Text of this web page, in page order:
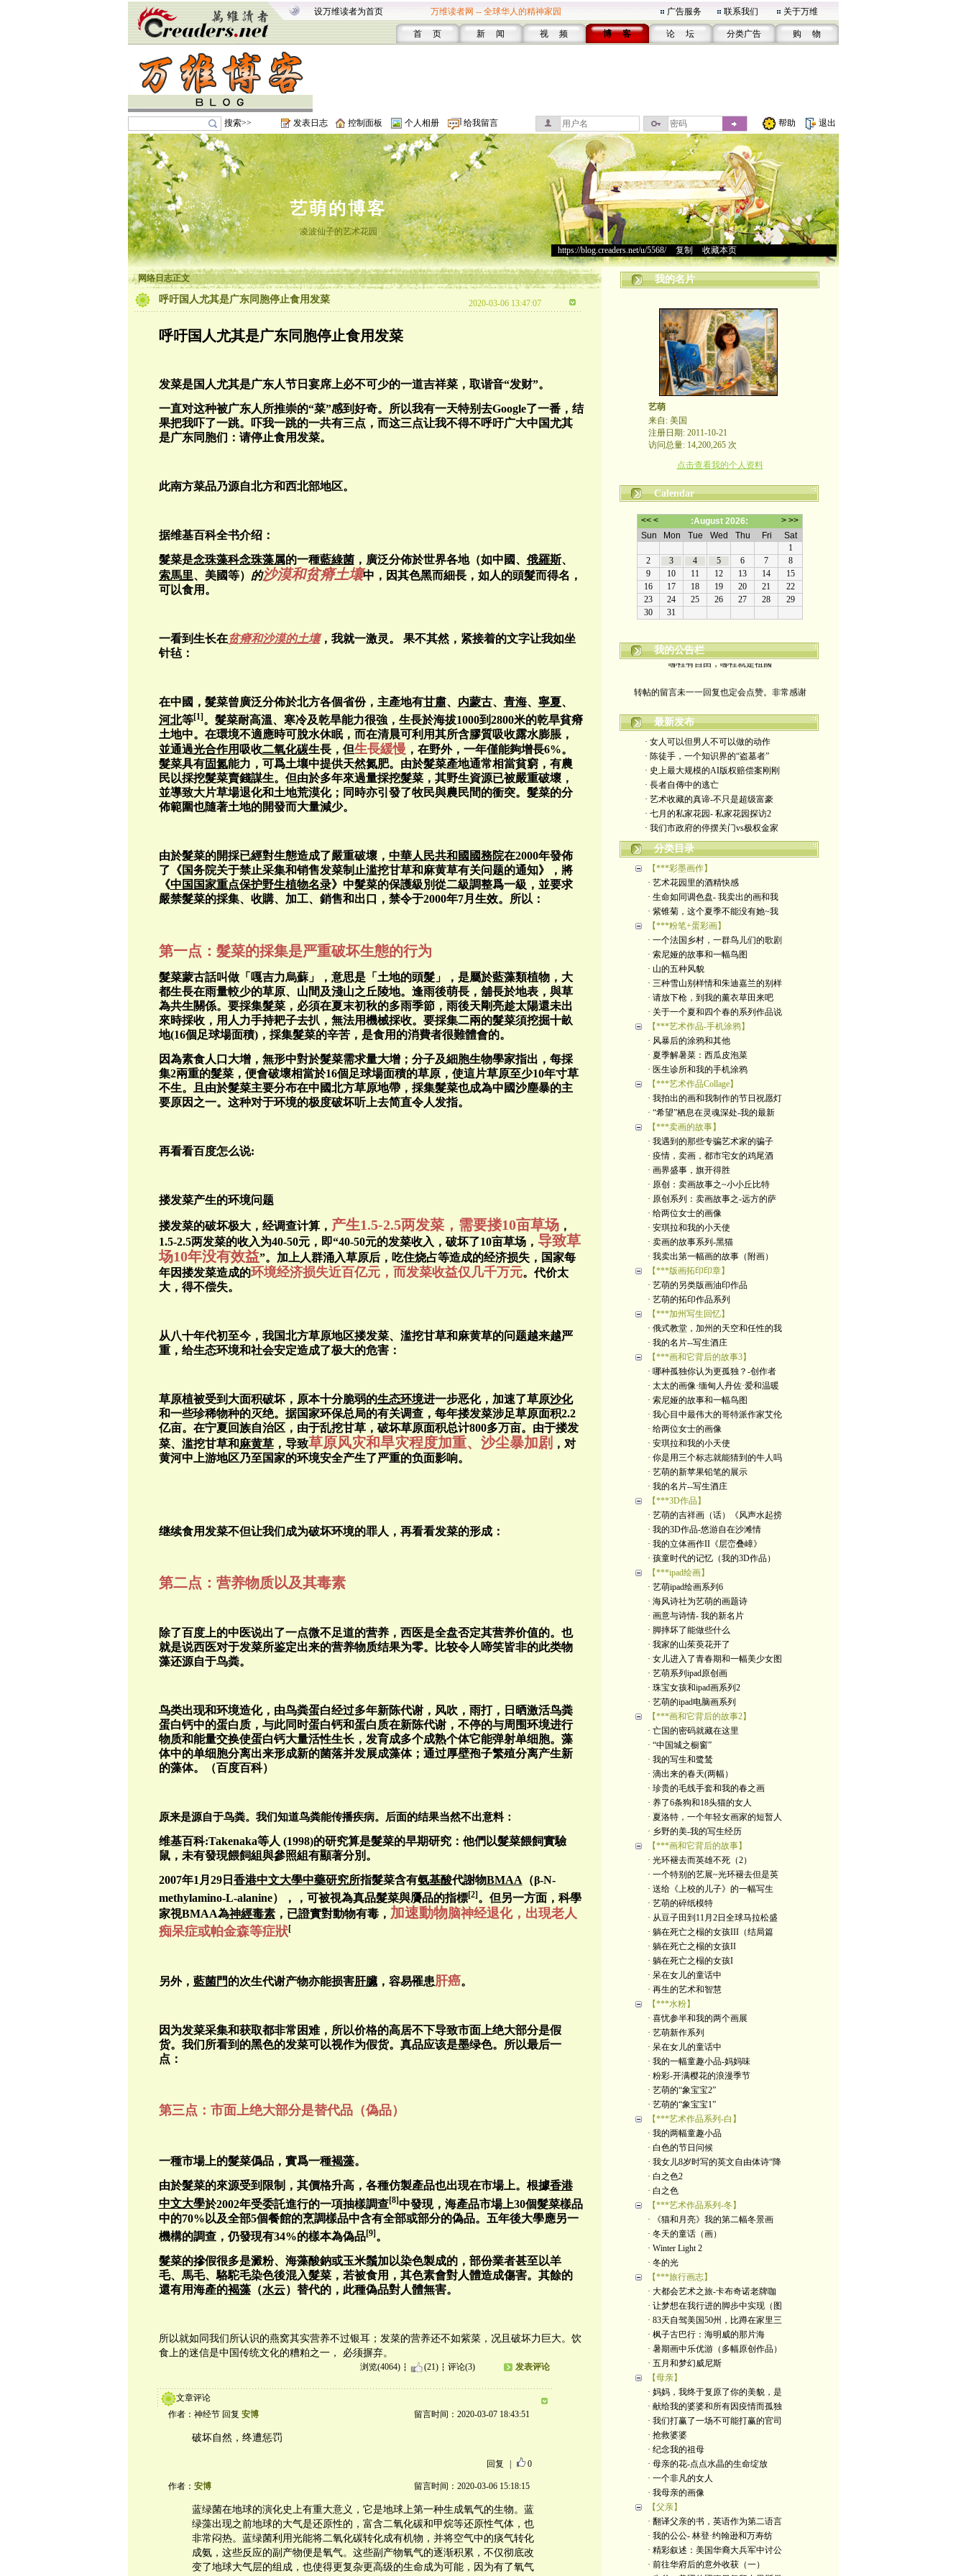
设万维读者为首页 万维读者网 -- 全球华人的精神家园 广告服务 联系我们 关于万维
首 页 新 闻 视 频 博 客 论 坛 分类广告 购 物
搜索>> 发表日志 控制面板 个人相册 给我留言 帮助 退出
艺萌的博客
凌波仙子的艺术花园
https://blog.creaders.net/u/5568/> 复制 收藏本页
网络日志正文
呼吁国人尤其是广东同胞停止食用发菜 2020-03-06 13:47:07
呼吁国人尤其是广东同胞停止食用发菜
发菜是国人尤其是广东人节日宴席上必不可少的一道吉祥菜，取谐音“发财”。
一直对这种被广东人所推崇的“菜”感到好奇。 所以我有一天特别去Google了一番，结
果把我吓了一跳。吓我一跳的一共有三点，而这三点让我不得不呼吁广大中国尤其
是广东同胞们：请停止食用发菜。
此南方菜品乃源自北方和西北部地区。
据维基百科全书介绍：
髮菜是念珠藻科念珠藻属的一種藍綠菌，廣泛分佈於世界各地（如中國、 俄羅斯、
索馬里、美國等） 的沙漠和贫瘠土壤中，因其色黑而細長，如人的頭髮而得名，
可以食用。
一看到生长在贫瘠和沙漠的土壤，我就一激灵。
果不其然，紧接着的文字让我如坐
针毡：
在中國，髮菜曾廣泛分佈於北方各個省份，主產地有甘肅、 内蒙古、 青海、 寧夏、
河北等[1]。髮菜耐高溫、寒冷及乾旱能力很強，生長於海拔1000到2800米的乾旱貧瘠
土地中。在環境不適應時可脫水休眠，而在清晨可利用其所含膠質吸收露水膨脹，
並通過光合作用 吸收二氧化碳生長，但生長緩慢 ，在野外，一年僅能夠增長6%。
髮菜具有固氮能力 ，可爲土壤中提供天然氮肥。由於髮菜產地通常相當貧窮，有農
民以採挖髮菜賣錢謀生。但由於多年來過量採挖髮菜，其野生資源已被嚴重破壞，
並導致大片草場退化和土地荒漠化；同時亦引發了牧民與農民間的衝突。髮菜的分
佈範圍也隨著土地的開發而大量減少。
由於髮菜的開採已經對生態造成了嚴重破壞， 中華人民共和國國務院在2000年發佈
了《国务院关于禁止采集和销售发菜制止滥挖甘草和麻黄草有关问题的通知》，將
《中国国家重点保护野生植物名录》 中髮菜的保護級別從二級調整爲一級，並要求
嚴禁髮菜的採集、收購、加工、銷售和出口，禁令于2000年7月生效。所以：
第一点：髮菜的採集是严重破坏生態的行为
髮菜蒙古話叫做「嘎吉力烏蘇」，意思是「土地的頭髮」，是屬於藍藻類植物，大
都生長在雨量較少的草原、山間及淺山之丘陵地。逢雨後萌長，舖長於地表，與草
為共生關係。要採集髮菜，必須在夏末初秋的多雨季節，雨後天剛亮趁太陽還未出
來時採收，用人力手持耙子去扒，無法用機械採收。要採集二兩的髮菜須挖掘十畝
地(16個足球場面積)，採集髮菜的辛苦，是食用的消費者很難體會的。
因為素食人口大增，無形中對於髮菜需求量大增；分子及細胞生物學家指出，每採
集2兩重的髮菜，便會破壞相當於16個足球場面積的草原，使這片草原至少10年寸草
不生。且由於髮菜主要分布在中國北方草原地帶，採集髮菜也成為中國沙塵暴的主
要原因之一。这种对于环境的极度破坏听上去简直令人发指。
再看看百度怎么说:
搂发菜产生的环境问题
搂发菜的破坏极大，经调查计算， 产生1.5-2.5两发菜，需要搂10亩草场，
1.5-2.5两发菜的收入为40-50元，即“40-50元的发菜收入，破坏了10亩草场， 导致草
场10年没有效益”。加上人群涌入草原后，吃住烧占等造成的经济损失，国家每
年因搂发菜造成的环境经济损失近百亿元，而发菜收益仅几千万元。代价太
大，得不偿失。
从八十年代初至今，我国北方草原地区搂发菜、滥挖甘草和麻黄草的问题越来越严
重，给生态环境和社会安定造成了极大的危害：
草原植被受到大面积破坏，原本十分脆弱的生态环境进一步恶化，加速了草原沙化
和一些珍稀物种的灭绝。据国家环保总局的有关调查，每年搂发菜涉足草原面积2.2
亿亩。在宁夏回族自治区，由于乱挖甘草，破坏草原面积总计800多万亩。由于搂发
菜、滥挖甘草和麻黄草，导致草原风灾和旱灾程度加重、沙尘暴加剧 ， 对
黄河中上游地区乃至国家的环境安全产生了严重的负面影响。
继续食用发菜不但让我们成为破坏环境的罪人，再看看发菜的形成：
第二点： 营养物质以及其毒素
除了百度上的中医说出了一点微不足道的营养，西医是全盘否定其营养价值的。也
就是说西医对于发菜所鉴定出来的营养物质结果为零。比较令人啼笑皆非的此类物
藻还源自于鸟粪。
鸟类出现和环境造化，由鸟粪蛋白经过多年新陈代谢，风吹，雨打，日晒激活鸟粪
蛋白钙中的蛋白质，与此同时蛋白钙和蛋白质在新陈代谢，不停的与周围环境进行
物质和能量交换使蛋白钙大量活性生长，发育成多个成熟个体它能弹射单细胞。藻
体中的单细胞分离出来形成新的菌落并发展成藻体；通过厚壁孢子繁殖分离产生新
的藻体。（百度百科）
原来是源自于鸟粪。我们知道鸟粪能传播疾病。后面的结果当然不出意料：
维基百科:Takenaka等人 (1998)的研究算是髮菜的早期研究：他們以髮菜餵飼實驗
鼠，未有發現餵飼組與參照組有顯著分別 。
2007年1 月 29日 香港中文大學中藥研究所指髮菜含有氨基酸代謝物BMAA （β-N-
methylamino-L-alanine） ， ，可被視為真品髮菜與贗品的指標[2]。但另一方面，科學
家視BMAA為神經毒素，已證實對動物有毒， 加速動物脑神经退化，出現老人
痴呆症或帕金森等症狀[
另外， 藍菌門的次生代谢产物亦能损害肝臟，容易罹患肝癌。
因为发菜采集和获取都非常困难，所以价格的高居不下导致市面上绝大部分是假
货。我们所看到的黑色的发菜可以视作为假货。真品应该是墨绿色。所以最后一
点：
第三点：市面上绝大部分是替代品（偽品）
一種市場上的髮菜僞品，實爲一種褐藻。
由於髮菜的來源受到限制，其價格升高，各種仿製產品也出現在市場上。根據香港
中文大學於2002年受委託進行的一項抽樣調查[8]中發現，海產品市場上30個髮菜樣品
中的70% 以及全部5個餐館的烹調樣品中含有全部或部分的偽品。五年後大學應另一
機構的調查，仍發現有34%的樣本為偽品[9]。
髮菜的摻假很多是澱粉、海藻酸鈉或玉米鬚加以染色製成的，部份業者甚至以羊
毛、馬毛、駱駝毛染色後混入髮菜，若被食用，其色素會對人體造成傷害。其餘的
還有用海產的褐藻（水云）替代的，此種偽品對人體無害。
所以就如同我们所认识的燕窝其实营养不过银耳；发菜的营养还不如紫菜，况且破坏力巨大。饮
食上的迷信是中国传统文化的糟粕之一， 必须摒弃。
浏览(4064) (21) 评论(3) 发表评论
文章评论
作者：神经节 回复 安博 留言时间：2020-03-07 18:43:51
破坏自然，终遭惩罚
回复 0
作者： 安博 留言时间：2020-03-06 15:18:15
蓝绿菌在地球的演化史上有重大意义，它是地球上第一种生成氧气的生物。蓝
绿藻出现之前地球的大气是还原性的，富含二氧化碳和甲烷等还原性气体，也
非常闷热。蓝绿菌利用光能将二氧化碳转化成有机物，并将空气中的痰气转化
成氨，这些反应的副产物便是氧气。这些副产物氧气的逐渐积累，不仅彻底改
变了地球大气层的组成，也使得更复杂更高级的生命成为可能，因为有了氧气
我的名片
艺萌
来自: 美国
注册日期: 2011-10-21
访问总量: 14,200,265 次
点击查看我的个人资料
Calendar
我的公告栏
哪裡有自由，哪裡就是祖國
有意收藏者请私信我，感谢一贯支持
政治转载不一定代表本人意见
艺术博客：https://yimengl.blog
目录中标注星号的为本人艺术原创
最新发布
· 女人可以但男人不可以做的动作
· 陈徒手，一个知识界的“盗墓者”
· 史上最大规模的AI版权赔偿案刚刚
· 長者自傳中的逃亡
· 艺术收藏的真谛-不只是超级富豪
· 七月的私家花园- 私家花园探访2
· 我们市政府的停摆关门vs极权金家
分类目录
【***彩墨画作】
· 艺术花园里的酒精快感
· 生命如同调色盘- 我卖出的画和我
· 紫锥菊，这个夏季不能没有她~我
【***粉笔+蛋彩画】
· 一个法国乡村，一群鸟儿们的歌剧
· 索尼娅的故事和一幅鸟图
· 山的五种风貌
· 三种雪山别样情和朱迪嘉兰的别样
· 请放下枪，到我的薰衣草田来吧
· 关于一个夏和四个春的系列作品说
【***艺术作品-手机涂鸦】
· 风暴后的涂鸦和其他
· 夏季解暑菜：西瓜皮泡菜
· 医生诊所和我的手机涂鸦
【***艺术作品Collage】
· 我拍出的画和我制作的节日祝愿灯
· “希望”栖息在灵魂深处-我的最新
【***卖画的故事】
· 我遇到的那些专骗艺术家的骗子
· 疫情，卖画，都市宅女的鸡尾酒
· 画界盛事，旗开得胜
· 原创：卖画故事之~小小丘比特
· 原创系列：卖画故事之-远方的萨
· 给两位女士的画像
· 安琪拉和我的小天使
· 卖画的故事系列-黑猫
· 我卖出第一幅画的故事（附画）
【***版画拓印印章】
· 艺萌的另类版画油印作品
· 艺萌的拓印作品系列
【***加州写生回忆】
· 俄式教堂，加州的天空和任性的我
· 我的名片--写生酒庄
【***画和它背后的故事3】
· 哪种孤独你认为更孤独？-创作者
· 太太的画像·缅甸人丹佐·爱和温暖
· 索尼娅的故事和一幅鸟图
· 我心目中最伟大的哥特派作家艾伦
· 给两位女士的画像
· 安琪拉和我的小天使
· 你是用三个标志就能猜到的牛人吗
· 艺萌的新苹果铅笔的展示
· 我的名片--写生酒庄
【***3D作品】
· 艺萌的吉祥画（话）《风声水起捞
· 我的3D作品-悠游自在沙滩情
· 我的立体画作II《层峦叠嶂》
· 孩童时代的记忆（我的3D作品）
【***ipad绘画】
· 艺萌ipad绘画系列6
· 海风诗社为艺萌的画题诗
· 画意与诗情- 我的新名片
· 脚摔坏了能做些什么
· 我家的山茱萸花开了
· 女儿进入了青春期和一幅美少女图
· 艺萌系列ipad原创画
· 珠宝女孩和ipad画系列2
· 艺萌的ipad电脑画系列
【***画和它背后的故事2】
· 亡国的密码就藏在这里
· “中国城之橱窗”
· 我的写生和鹭鸶
· 滴出来的春天(两幅）
· 珍贵的毛线手套和我的春之画
· 养了6条狗和18头猫的女人
· 夏洛特，一个年轻女画家的短暂人
· 乡野的美-我的写生经历
【***画和它背后的故事】
· 光环褪去而英雄不死（2）
· 一个特别的艺展~光环褪去但是英
· 送给《上校的儿子》的一幅写生
· 艺萌的碎纸模特
· 从豆子田到11月2日全球马拉松盛
· 躺在死亡之榻的女孩III（结局篇
· 躺在死亡之榻的女孩II
· 躺在死亡之榻的女孩I
· 呆在女儿的童话中
· 再生的艺术和智慧
【***水粉】
· 喜忧参半和我的两个画展
· 艺萌新作系列
· 呆在女儿的童话中
· 我的一幅童趣小品-妈妈味
· 粉彩-开满樱花的浪漫季节
· 艺萌的“象宝宝2”
· 艺萌的“象宝宝1”
【***艺术作品系列-白】
· 我的两幅童趣小品
· 白色的节日问候
· 我女儿8岁时写的英文自由体诗“降
· 白之色2
· 白之色
【***艺术作品系列-冬】
· 《猫和月亮》我的第二幅冬景画
· 冬天的童话（画）
· Winter Light 2
· 冬的光
【***旅行画志】
· 大都会艺术之旅-卡布奇诺老牌咖
· 让梦想在我行进的脚步中实现（图
· 83天自驾美国50州，比蹲在家里三
· 枫子古巴行：海明威的那片海
· 暑期画中乐优游（多幅原创作品）
· 五月和梦幻威尼斯
【母亲】
· 妈妈，我终于复原了你的美貌，是
· 献给我的婆婆和所有因疫情而孤独
· 我们打赢了一场不可能打赢的官司
· 抢救婆婆
· 纪念我的祖母
· 母亲的花-点点水晶的生命绽放
· 一个非凡的女人
· 我母亲的画像
【父亲】
· 翻译父亲的书，英语作为第二语言
· 我的公公- 林登·约翰逊和万寿纺
· 精彩叙述：美国华裔大兵军中讨公
· 前往华府后的意外收获（一）